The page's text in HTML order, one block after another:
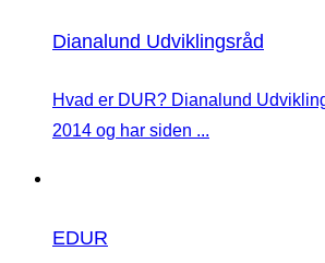
Dianalund Udviklingsråd
Hvad er DUR? Dianalund
2014 og har siden ...
EDUR